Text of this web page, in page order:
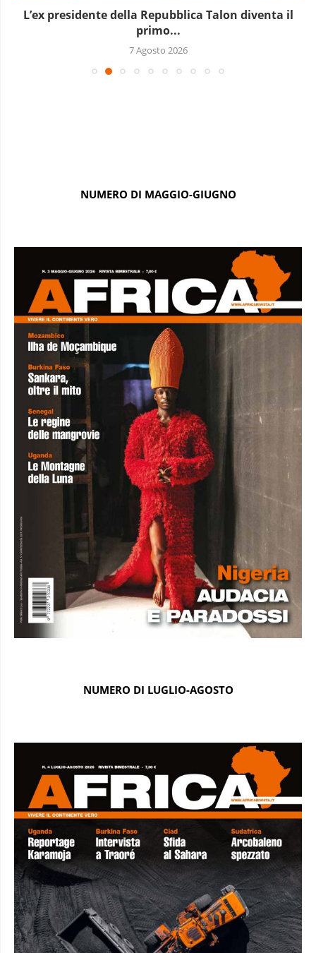
L’ex presidente della Repubblica Talon diventa il
primo...
7 Agosto 2026
NUMERO DI MAGGIO-GIUGNO
NUMERO DI LUGLIO-AGOSTO